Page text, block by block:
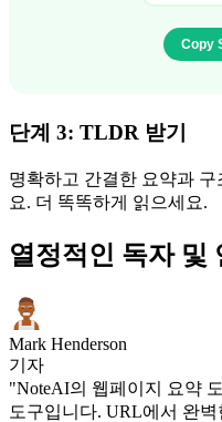
단계 3: TLDR 받기
명확하고 간결한 요약과
요. 더 똑똑하게 읽으세요.
열정적인 독자 및
Mark Henderson
기자
"NoteAI의 웹페이지 요약
도구입니다. URL에서 완